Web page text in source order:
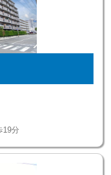
19分